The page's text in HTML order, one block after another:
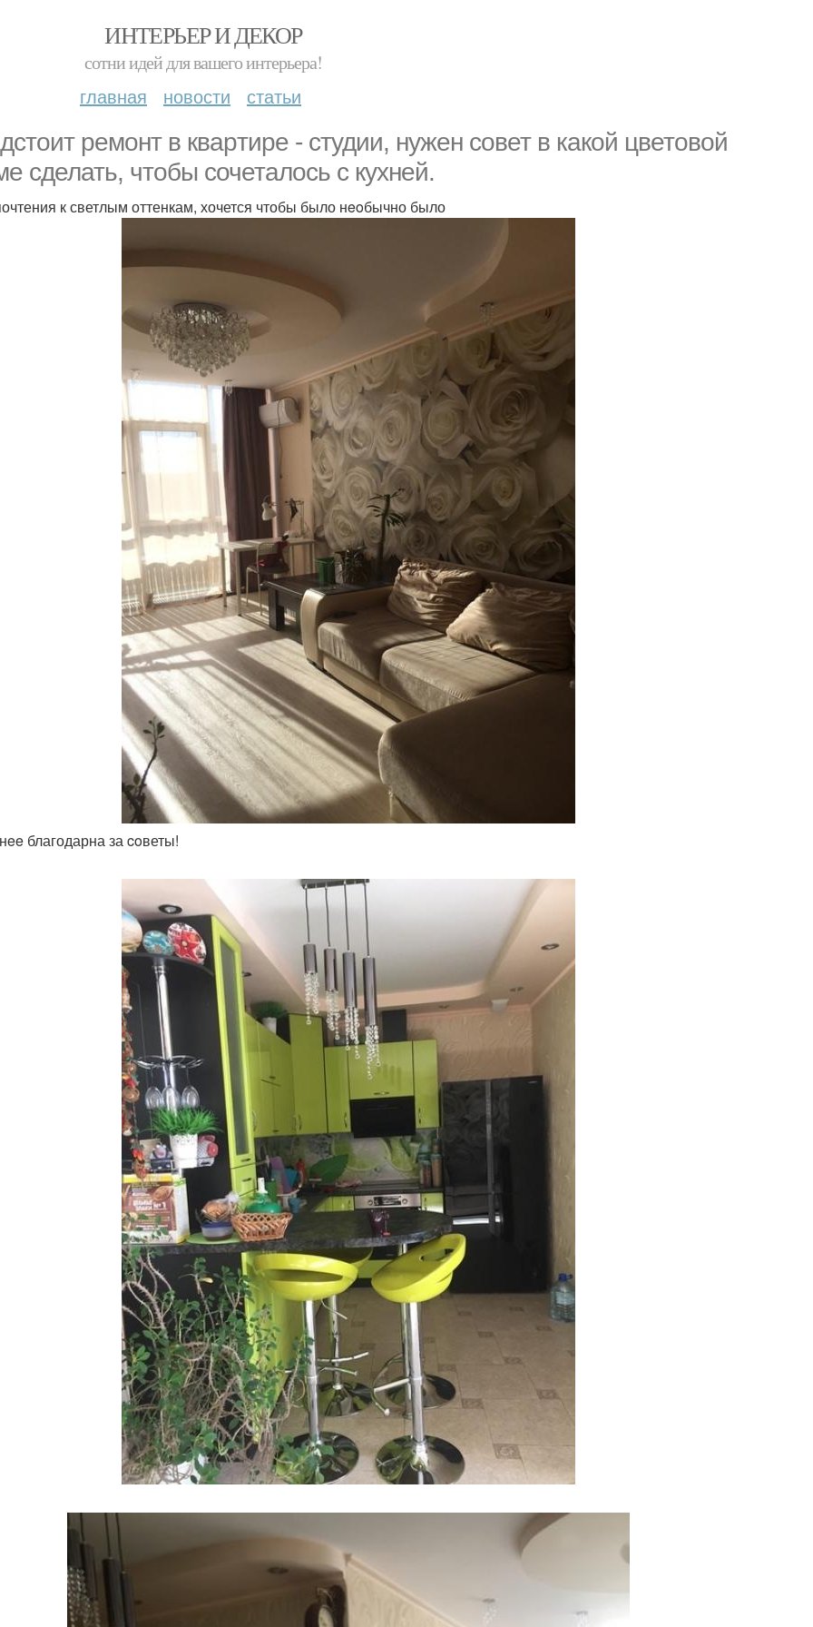
ИНТЕРЬЕР И ДЕКОР
сотни идей для вашего интерьера!
главная новости статьи
peмонт в квapтире - студии, нужен совет в какой цветовой
сделать, чтобы сочеталось с кухней.
к светлым оттенкам, хочется чтобы было нeoбычно было
благодарна за coветы!